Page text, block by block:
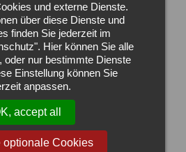
und externe Dienste.
über diese Dienste und
finden Sie jederzeit im
Hier können Sie alle
oder nur bestimmte Dienste
Einstellung können Sie
anpassen.
accept all
optionale Cookies